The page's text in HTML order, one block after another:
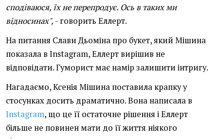
сподіваюся, їх не перепродує. Ось в таких ми
відносинах", - говорить Еллерт.
На питання Слави Дьоміна про букет, який Мішина
показала в Instagram, Еллерт вирішив не
відповідати. Гуморист має намір залишити інтригу.
Нагадаємо, Ксенія Мішина поставила крапку у
стосунках досить драматично. Вона написала в
Instagram, що це її остаточне рішення і Еллерт
більше не повинен мати до її життя ніякого